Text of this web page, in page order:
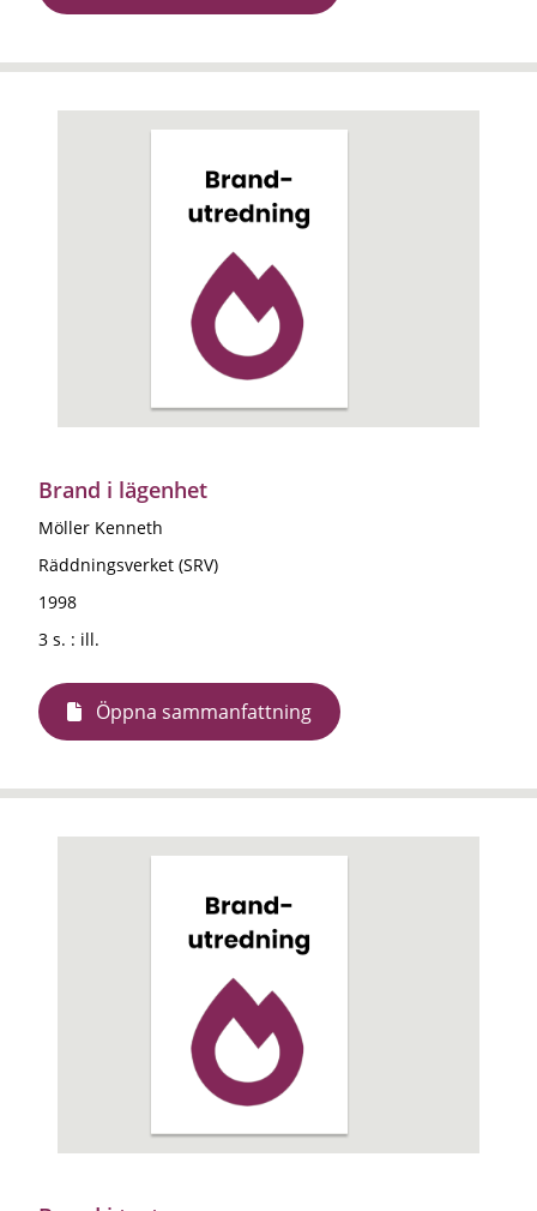
Brand i lägenhet
Möller Kenneth
Räddningsverket (SRV)
1998
3 s. : ill.
Öppna sammanfattning